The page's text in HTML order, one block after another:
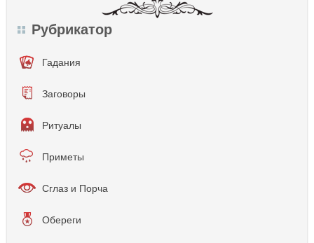
Рубрикатор
Гадания
Заговоры
Ритуалы
Приметы
Сглаз и Порча
Обереги